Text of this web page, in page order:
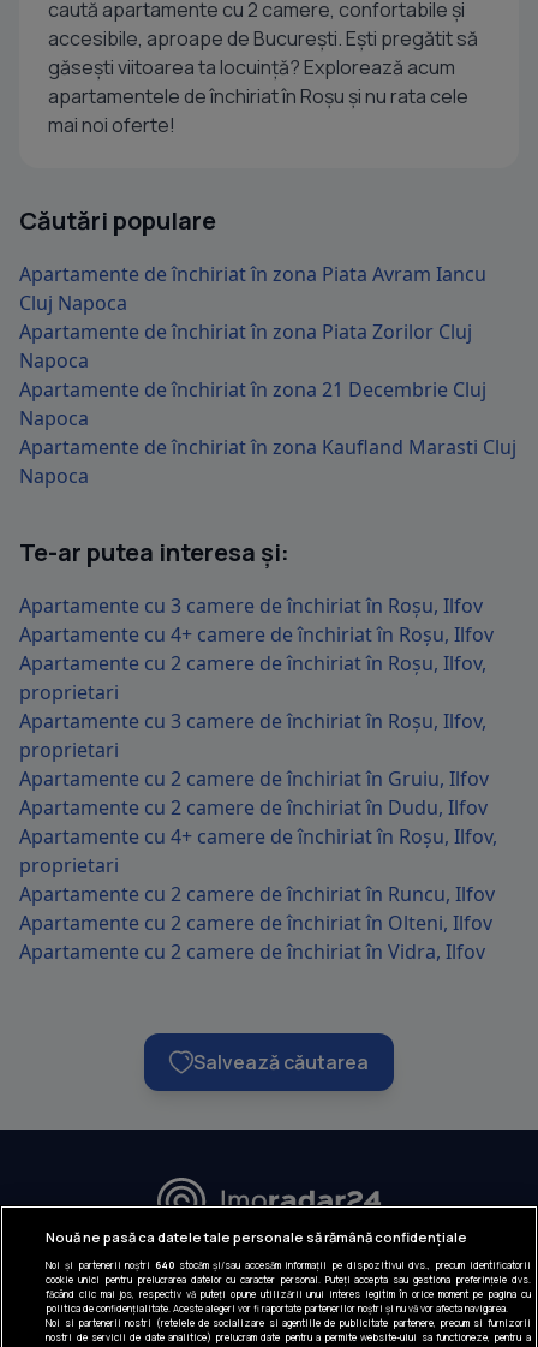
caută apartamente cu 2 camere, confortabile și
accesibile, aproape de București. Ești pregătit să
găsești viitoarea ta locuință? Explorează acum
apartamentele de închiriat în Roșu și nu rata cele
mai noi oferte!
Căutări populare
Apartamente de închiriat în zona Piata Avram Iancu
Cluj Napoca
Apartamente de închiriat în zona Piata Zorilor Cluj
Napoca
Apartamente de închiriat în zona 21 Decembrie Cluj
Napoca
Apartamente de închiriat în zona Kaufland Marasti Cluj
Napoca
Te-ar putea interesa și:
Apartamente cu 3 camere de închiriat în Roșu, Ilfov
Apartamente cu 4+ camere de închiriat în Roșu, Ilfov
Apartamente cu 2 camere de închiriat în Roșu, Ilfov,
proprietari
Apartamente cu 3 camere de închiriat în Roșu, Ilfov,
proprietari
Apartamente cu 2 camere de închiriat în Gruiu, Ilfov
Apartamente cu 2 camere de închiriat în Dudu, Ilfov
Apartamente cu 4+ camere de închiriat în Roșu, Ilfov,
proprietari
Apartamente cu 2 camere de închiriat în Runcu, Ilfov
Apartamente cu 2 camere de închiriat în Olteni, Ilfov
Apartamente cu 2 camere de închiriat în Vidra, Ilfov
Salvează căutarea
URMĂREȘTE-NE:
INFORMAȚII COMPANIE
Despre noi
Nouă ne pasă ca datele tale personale să rămână confidențiale
Noi și partenerii noștri 640stocăm și/sau accesăm informații pe dispozitivul dvs., precum identificatorii
cookie unici pentru prelucrarea datelor cu caracter personal. Puteți accepta sau gestiona preferințele dvs.
făcând clic mai jos, respectiv vă puteți opune utilizării unui interes legitim în orice moment pe pagina cu
politica de confidențialitate. Aceste alegeri vor fi raportate partenerilor noștri și nu vă vor afecta navigarea.
Noi si partenerii nostri (retelele de socializare si agentiile de publicitate partenere, precum si furnizorii
nostri de servicii de date analitice) prelucram date pentru a permite website-ului sa functioneze, pentru a